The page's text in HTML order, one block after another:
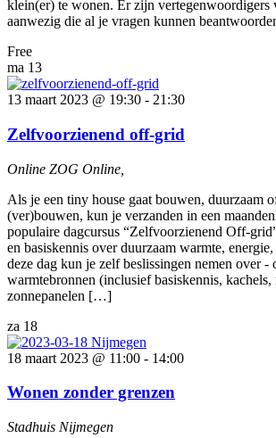
klein(er) te wonen. Er zijn vertegenwoordigers
aanwezig die al je vragen kunnen
Free
ma 13
13 maart 2023 @ 19:30 - 21:30
Zelfvoorzienend off-grid
Online ZOG Online,
Als je een tiny house gaat bouwen, duurzaam
(ver)bouwen, kun je verzanden in een
populaire dagcursus “Zelfvoorzienend Off-
en basiskennis over duurzaam warmte,
deze dag kun je zelf beslissingen nemen over -
warmtebronnen (inclusief basiskennis, kachels,
zonnepanelen […]
za 18
18 maart 2023 @ 11:00 - 14:00
Wonen zonder grenzen
Stadhuis Nijmegen